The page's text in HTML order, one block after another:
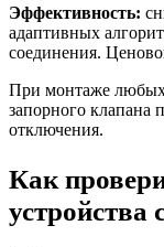
Эффективность:
адаптивных
соединения.
При монтаже любых
запорного клапана
отключения.
Как